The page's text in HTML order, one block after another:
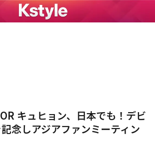
キュヒョン、日本でも！デビ
念しアジアファンミーティン